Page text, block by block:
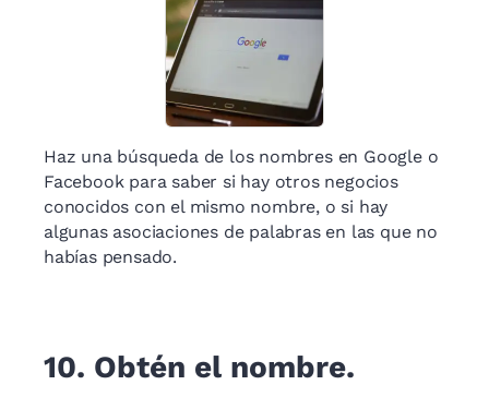
Haz una búsqueda de los nombres en Google o
Facebook para saber si hay otros negocios
conocidos con el mismo nombre, o si hay
algunas asociaciones de palabras en las que no
habías pensado.
10. Obtén el nombre.